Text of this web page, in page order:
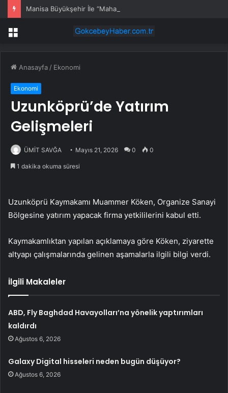
Manisa Büyükşehir İle “Mahallemde Şenlik Var”
Menü
Anasayfa / Ekonomi
Ekonomi
Uzunköprü’de Yatırım
Gelişmeleri
ÜMİT SAVĞA Mayıs 21, 2026 0 0
1 dakika okuma süresi
Uzunköprü Kaymakamı Muammer Köken, Organize Sanayi
Bölgesine yatırım yapacak firma yetkililerini kabul etti.
Kaymakamlıktan yapılan açıklamaya göre Köken, ziyarette
altyapı çalışmalarında gelinen aşamalarla ilgili bilgi verdi.
İlgili Makaleler
ABD, Fly Baghdad Havayolları’na yönelik yaptırımları
kaldırdı
Ağustos 6, 2026
Galaxy Digital hisseleri neden bugün düşüyor?
Ağustos 6, 2026